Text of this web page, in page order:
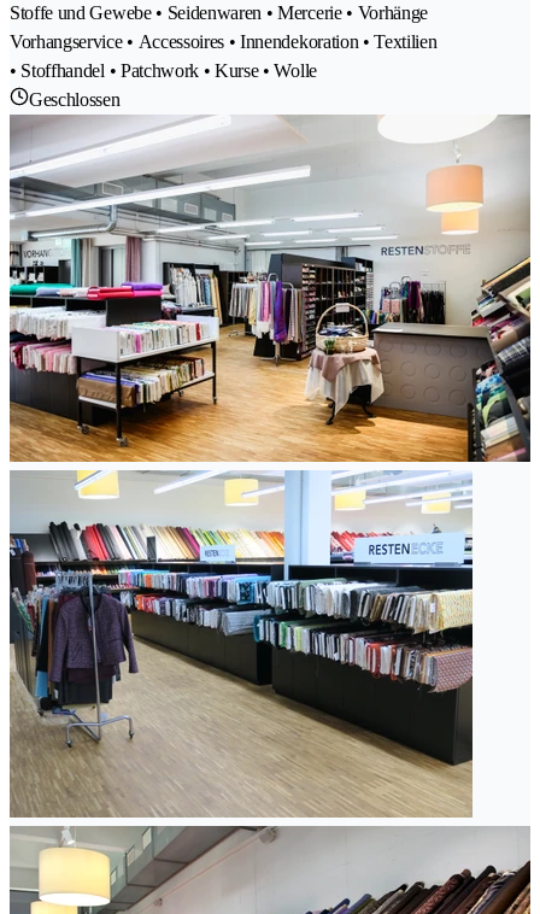
Stoffe und Gewebe • Seidenwaren • Mercerie • Vorhänge
Vorhangservice • Accessoires • Innendekoration • Textilien
• Stoffhandel • Patchwork • Kurse • Wolle
Geschlossen